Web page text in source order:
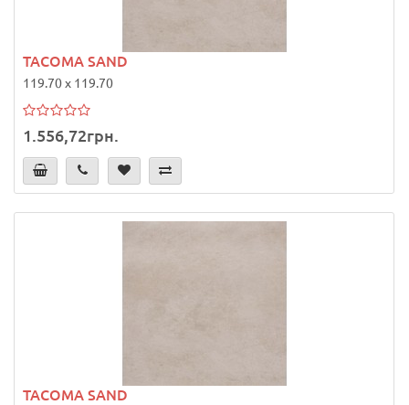
TACOMA SAND
119.70 x 119.70
1.556,72грн.
TACOMA SAND